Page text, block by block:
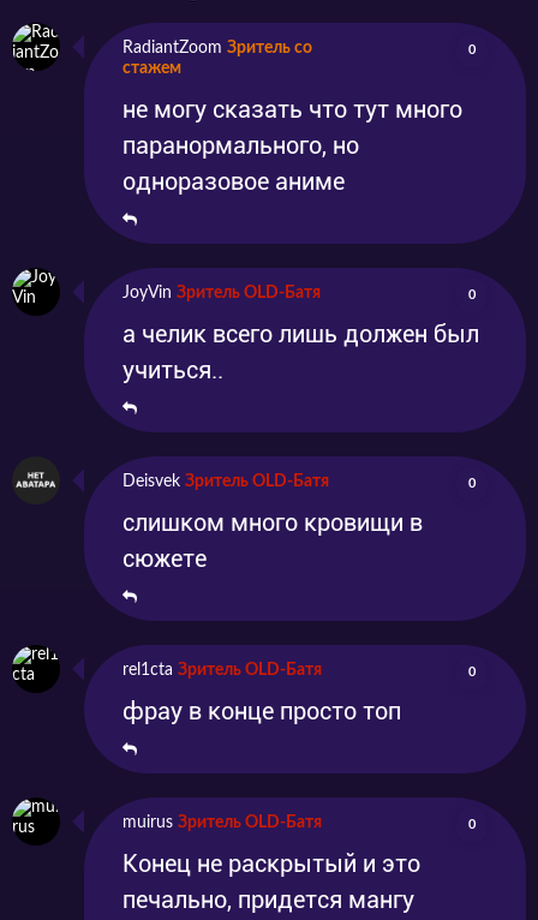
RadiantZoom Зритель со
стажем
0
не могу сказать что тут много
паранормального, но
одноразовое аниме
JoyVin Зритель OLD-Батя 0
а челик всего лишь должен был
учиться..
Deisvek Зритель OLD-Батя 0
слишком много кровищи в
сюжете
rel1cta Зритель OLD-Батя 0
фрау в конце просто топ
muirus Зритель OLD-Батя 0
Конец не раскрытый и это
печально, придется мангу